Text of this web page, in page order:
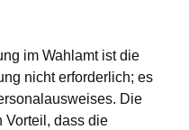
im Wahlamt ist die
nicht erforderlich; es
Die
Vorteil, dass die